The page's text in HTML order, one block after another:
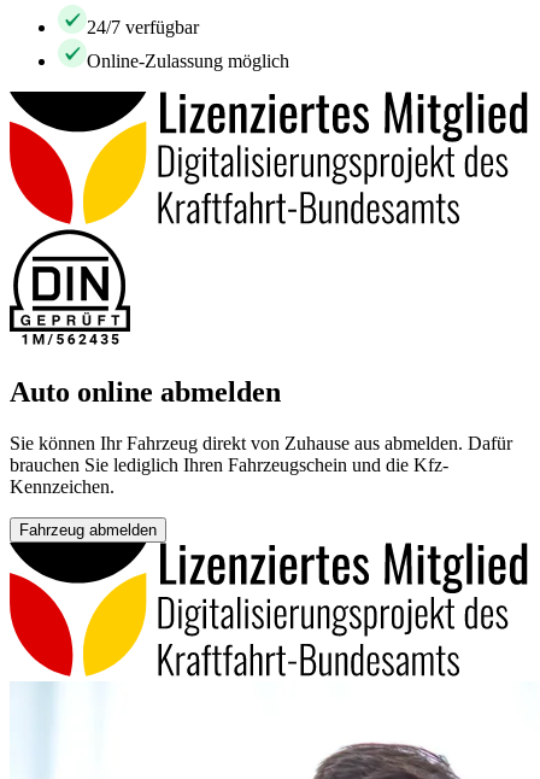
24/7 verfügbar
Online-Zulassung möglich
Auto online abmelden
Sie können Ihr Fahrzeug direkt von Zuhause aus abmelden. Dafür
brauchen Sie lediglich Ihren Fahrzeugschein und die Kfz-
Kennzeichen.
Fahrzeug abmelden